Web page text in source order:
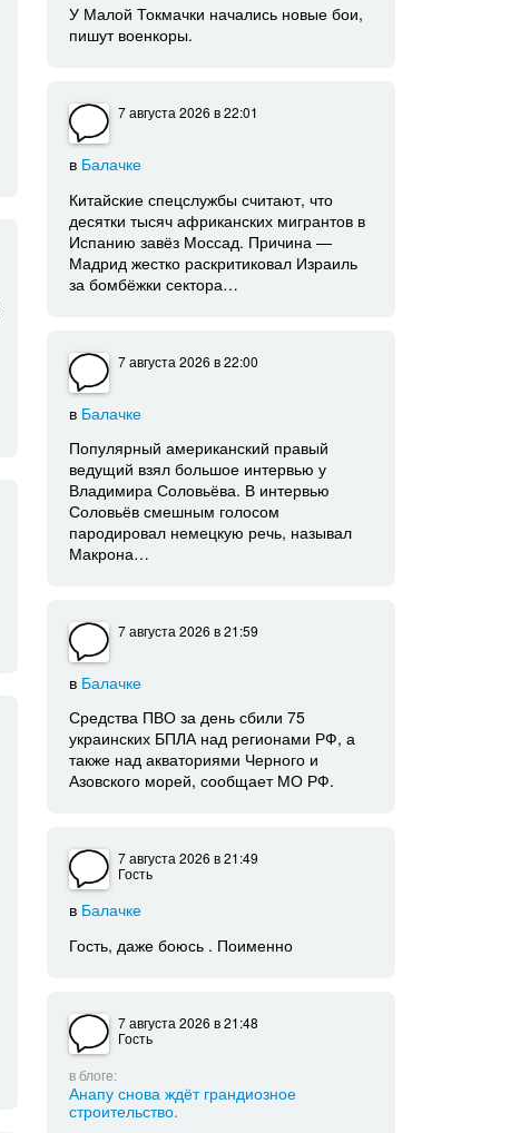
У Малой Токмачки начались новые бои,
пишут военкоры.
7 августа 2026в 22:01
в Балачке
Китайские спецслужбы считают, что
десятки тысяч африканских мигрантов в
Испанию завёз Моссад. Причина —
Мадрид жестко раскритиковал Израиль
за бомбёжки сектора…
7 августа 2026в 22:00
в Балачке
Популярный американский правый
ведущий взял большое интервью у
Владимира Соловьёва. В интервью
Соловьёв смешным голосом
пародировал немецкую речь, называл
Макрона…
7 августа 2026в 21:59
в Балачке
Средства ПВО за день сбили 75
украинских БПЛА над регионами РФ, а
также над акваториями Черного и
Азовского морей, сообщает МО РФ.
7 августа 2026в 21:49
Гость
в Балачке
Гость, даже боюсь . Поименно
7 августа 2026в 21:48
Гость
в блоге:
Анапу снова ждёт грандиозное
строительство.